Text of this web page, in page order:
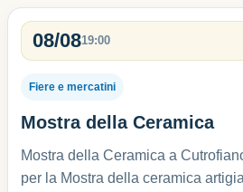
08/0819:00
Fiere e mercatini
Mostra della Ceramica
Mostra della Ceramica a
per la Mostra della ceramica